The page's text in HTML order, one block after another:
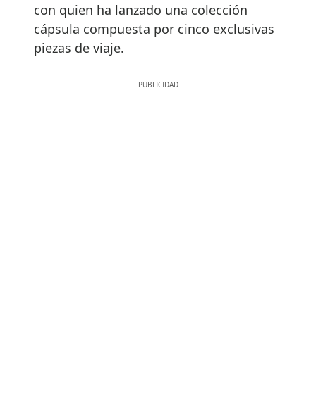
con quien ha lanzado una colección
cápsula compuesta por cinco exclusivas
piezas de viaje.